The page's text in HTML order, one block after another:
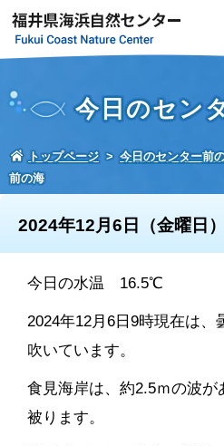
今日のセン
トップページ 今日のセンター前
前の海
2024年12月6日（金曜日）
今日の水温 16.5℃
2024年12月6日9時現在は、
吹いています。
食見海岸は、約2.5ｍの波
被ります。